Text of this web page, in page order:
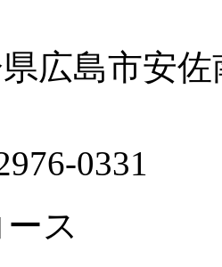
広島市安
0331
ス